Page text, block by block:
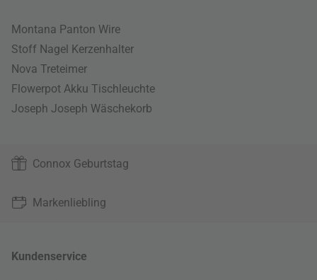
Montana Panton Wire
Stoff Nagel Kerzenhalter
Nova Treteimer
Flowerpot Akku Tischleuchte
Joseph Joseph Wäschekorb
Connox Geburtstag
Markenliebling
Kundenservice